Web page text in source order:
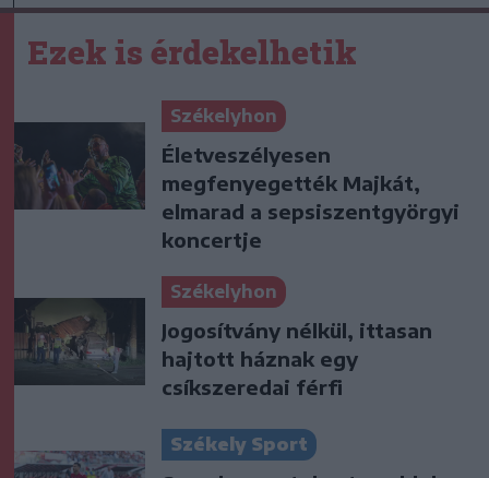
Ezek is érdekelhetik
Székelyhon
Életveszélyesen
megfenyegették Majkát,
elmarad a sepsiszentgyörgyi
koncertje
Székelyhon
Jogosítvány nélkül, ittasan
hajtott háznak egy
csíkszeredai férfi
Székely Sport